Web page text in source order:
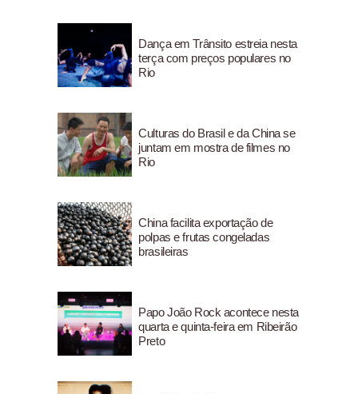
Dança em Trânsito estreia nesta
terça com preços populares no
Rio
Culturas do Brasil e da China se
juntam em mostra de filmes no
Rio
China facilita exportação de
polpas e frutas congeladas
brasileiras
Papo João Rock acontece nesta
quarta e quinta-feira em Ribeirão
Preto